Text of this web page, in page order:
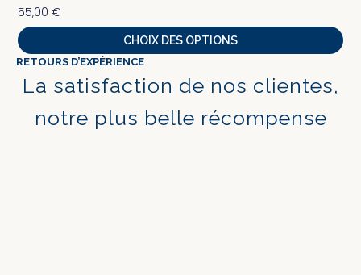
55,00€
CHOIX DES OPTIONS
RETOURS D’EXPÉRIENCE
La satisfaction de nos clientes,
notre plus belle récompense